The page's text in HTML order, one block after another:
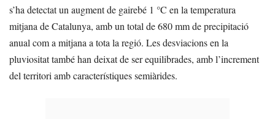
s’ha detectat un augment de gairebé 1 °C en la temperatura
mitjana de Catalunya, amb un total de 680 mm de precipitació
anual com a mitjana a tota la regió. Les desviacions en la
pluviositat també han deixat de ser equilibrades, amb l’increment
del territori amb característiques semiàrides.